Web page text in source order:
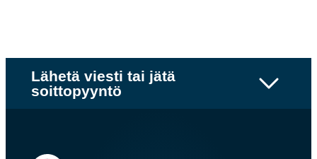
Lähetä viesti tai jätä
soittopyyntö